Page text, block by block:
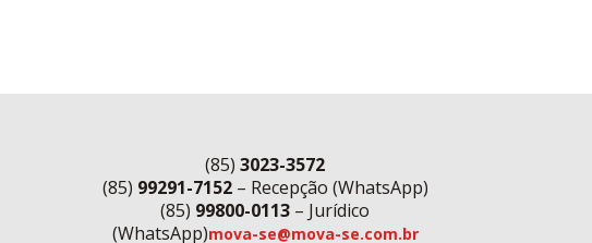
(85) 3023-3572
(85) 99291-7152– Recepção (WhatsApp)
(85) 99800-0113 – Jurídico
(WhatsApp)mova-se@mova-se.com.br